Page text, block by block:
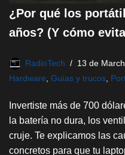
¿Por qué los
años? (Y cómo
RadioTech
13 de
Hardware Guías y trucos
Invertiste más de 700
la batería no dura, los
cruje. Te explicamos las
concretos para que tu